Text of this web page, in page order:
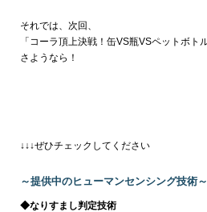
それでは、次回、
「コーラ頂上決戦！缶VS瓶VSペットボト
さようなら！
↓↓↓ぜひチェックしてください
～提供中のヒューマンセンシング技術～
◆なりすまし判定技術